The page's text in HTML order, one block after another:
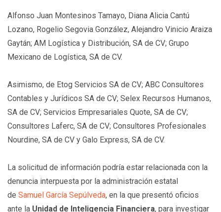
Alfonso Juan Montesinos Tamayo, Diana Alicia Cantú
Lozano, Rogelio Segovia González, Alejandro Vinicio Araiza
Gaytán; AM Logística y Distribución, SA de CV; Grupo
Mexicano de Logística, SA de CV.
Asimismo, de Etog Servicios SA de CV; ABC Consultores
Contables y Jurídicos SA de CV; Selex Recursos Humanos,
SA de CV; Servicios Empresariales Quote, SA de CV;
Consultores Laferc, SA de CV; Consultores Profesionales
Nourdine, SA de CV y Galo Express, SA de CV.
La solicitud de información podría estar relacionada con la
denuncia interpuesta por la administración estatal
de Samuel García Sepúlveda, en la que presentó oficios
ante la Unidad de Inteligencia Financiera, para investigar